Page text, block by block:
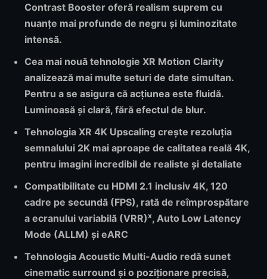
Contrast Booster oferă realism suprem cu
nuanțe mai profunde de negru și luminozitate
intensă.
Cea mai nouă tehnologie XR Motion Clarity
analizează mai multe seturi de date simultan.
Pentru a se asigura că acțiunea este fluidă.
Luminoasă și clară, fără efectul de blur.
Tehnologia XR 4K Upscaling crește rezoluția
semnalului 2K mai aproape de calitatea reală 4K,
pentru imagini incredibil de realiste și detaliate
Compatibilitate cu HDMI 2.1 inclusiv 4K, 120
cadre pe secundă (FPS), rată de reîmprospătare
a ecranului variabilă (VRR)x, Auto Low Latency
Mode (ALLM) și eARC
Tehnologia Acoustic Multi-Audio redă sunet
cinematic surround și o poziționare precisă,